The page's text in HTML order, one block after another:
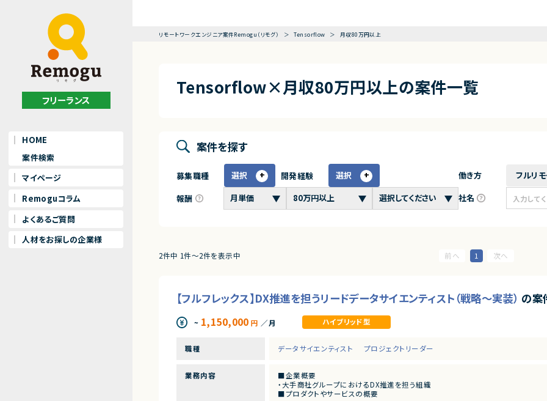
フリーランス
HOME
案件検索
マイページ
Remoguコラム
よくあるご質問
人材をお探しの企業様
リモートワークエンジニア案件Remogu（リモグ） Tensorflow 月収80万円以上
Tensorflow×月収80万円以上の案件一覧
案件を探す
募集職種 選択 開発経験
選択
報酬
働き方
フルリ
社名
2件中 1件〜2件を表示中 1
【フルフレックス】DX推進を担うリードデータサイエンティスト（戦略～実装） の案
~ 1,150,000 円 ／月 ハイブリッド型
職種 データサイエンティスト プロジェクトリーダー
業務内容
■企業概要
・大手商社グループにおけるDX推進を担う組織
■プロダクトやサービスの概要